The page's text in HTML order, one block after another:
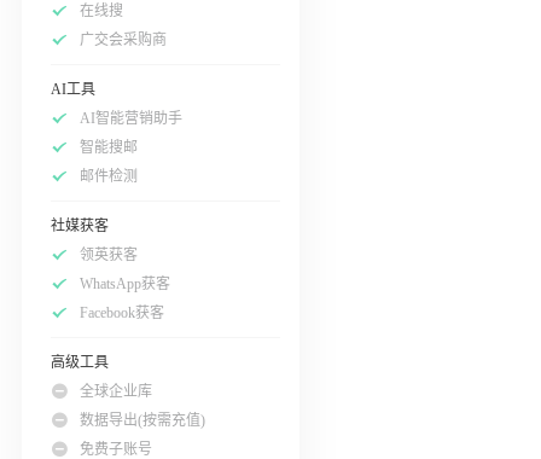
在线搜
广交会采购商
AI工具
AI智能营销助手
智能搜邮
邮件检测
社媒获客
领英获客
WhatsApp获客
Facebook获客
高级工具
全球企业库
数据导出(按需充值)
免费子账号